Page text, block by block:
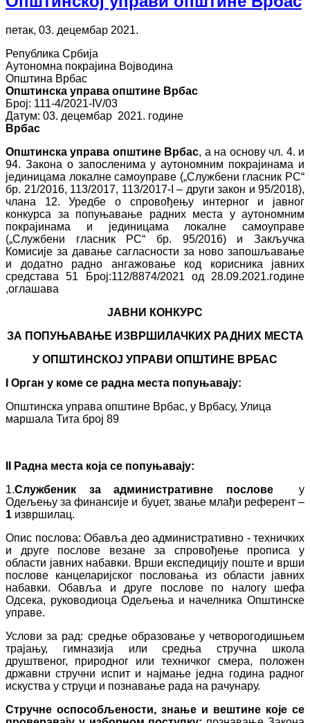
петак, 03. децембар 2021.
Република Србија
Аутономна покрајина Војводина
Општина Врбас
Општинска управа општине Врбас
Број: 111-4/2021-IV/03
Датум: 03. децембар 2021. године
Врбас
Општинска управа општине Врбас, а на основу чл. 4. и
94. Закона о запосленима у аутономним покрајинама и
јединицама локалне самоуправе („Службени гласник РС“
бр. 21/2016, 113/2017, 113/2017-I – други закон и 95/2018),
члана 12. Уредбе о спровођењу интерног и јавног
конкурса за попуњавање радних места у аутономним
покрајинама и јединицама локалне самоуправе
(„Службени гласник РС“ бр. 95/2016) и Закључка
Комисије за давање сагласности за ново запошљавање
и додатно радно ангажовање код корисника јавних
средстава 51 Број:112/8874/2021 од 28.09.2021.године
,оглашава
ЈАВНИ КОНКУРС
ЗА ПОПУЊАВАЊЕ ИЗВРШИЛАЧКИХРАДН ИХМЕСТА
У ОПШТИНСКОЈ УПРАВИ ОПШТИНЕ ВРБАС
Орган у коме се радна места попуњавају:
Општинска управа општине Врбас, у Врбасу, Улица
маршала Тита број 89
II Радна места која се попуњавају:
1.Службеник за административне послове у
Одељењу за финансије и буџет, звање млађи референт –
1 извршилац.
Опис послова: Обавља део административно - техничких
и друге послове везане за спровођење прописа у
области јавних набавки. Врши експедицију поште и врши
послове канцеларијског пословања из области јавних
набавки. Обавља и друге послове по налогу шефа
Oдсека, руководиоца Oдељења и начелника Општинске
управе.
Услови за рад: средње образовање у четворогодишњем
трајању, гимназија или средња стручна школа
друштвеног, природног или техничког смера, положен
државни стручни испит и најмање једна година радног
искуства у струци и познавање рада на рачунару.
Стручне оспособљености, знање и вештине које се